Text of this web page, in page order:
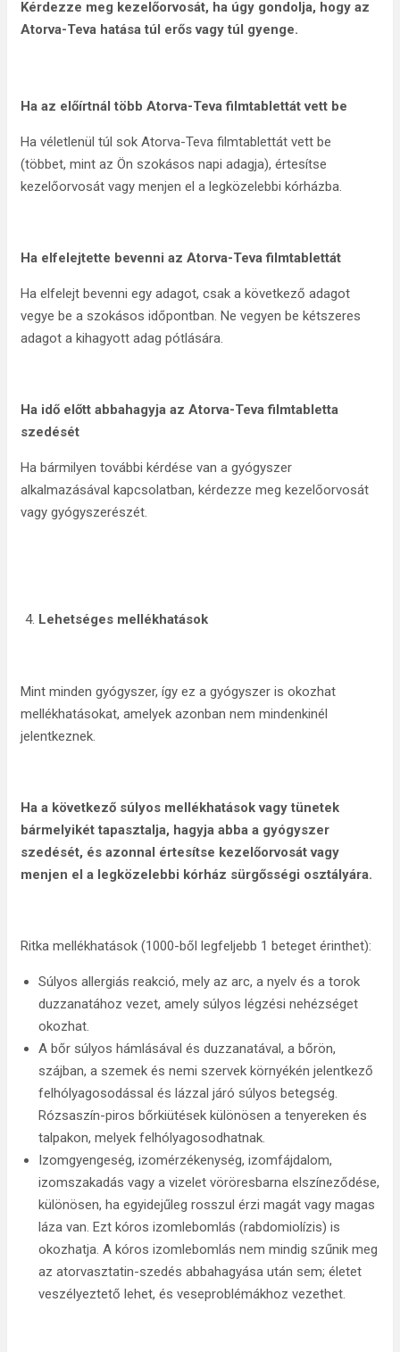
Kérdezze meg kezelőorvosát, ha úgy gondolja, hogy az
Atorva-Teva hatása túl erős vagy túl gyenge.
Ha az előírtnál több Atorva-Teva filmtablettát vett be
Ha véletlenül túl sok Atorva-Teva filmtablettát vett be
(többet, mint az Ön szokásos napi adagja), értesítse
kezelőorvosát vagy menjen el a legközelebbi kórházba.
Ha elfelejtette bevenni az Atorva-Teva filmtablettát
Ha elfelejt bevenni egy adagot, csak a következő adagot
vegye be a szokásos időpontban. Ne vegyen be kétszeres
adagot a kihagyott adag pótlására.
Ha idő előtt abbahagyja az Atorva-Teva filmtabletta
szedését
Ha bármilyen további kérdése van a gyógyszer
alkalmazásával kapcsolatban, kérdezze meg kezelőorvosát
vagy gyógyszerészét.
Lehetséges mellékhatások
Mint minden gyógyszer, így ez a gyógyszer is okozhat
mellékhatásokat, amelyek azonban nem mindenkinél
jelentkeznek.
Ha a következő súlyos mellékhatások vagy tünetek
bármelyikét tapasztalja, hagyja abba a gyógyszer
szedését, és azonnal értesítse kezelőorvosát vagy
menjen el a legközelebbi kórház sürgősségi osztályára.
Ritka mellékhatások (1000-ből legfeljebb 1 beteget érinthet):
Súlyos allergiás reakció, mely az arc, a nyelv és a torok
duzzanatához vezet, amely súlyos légzési nehézséget
okozhat.
A bőr súlyos hámlásával és duzzanatával, a bőrön,
szájban, a szemek és nemi szervek környékén jelentkező
felhólyagosodással és lázzal járó súlyos betegség.
Rózsaszín-piros bőrkiütések különösen a tenyereken és
talpakon, melyek felhólyagosodhatnak.
Izomgyengeség, izomérzékenység, izomfájdalom,
izomszakadás vagy a vizelet vöröresbarna elszíneződése,
különösen, ha egyidejűleg rosszul érzi magát vagy magas
láza van. Ezt kóros izomlebomlás (rabdomiolízis) is
okozhatja. A kóros izomlebomlás nem mindig szűnik meg
az atorvasztatin-szedés abbahagyása után sem; életet
veszélyeztető lehet, és veseproblémákhoz vezethet.